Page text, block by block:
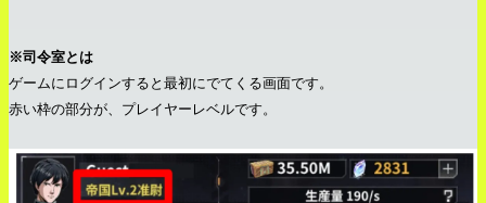
※司令室とは
ゲームにログインすると最初にでてくる画面です。
赤い枠の部分が、プレイヤーレベルです。